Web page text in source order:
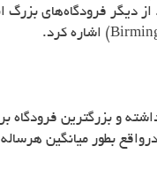
دیگر فرودگاه‌های بزرگ
) اشاره کرد.
و بزرگترین فرودگاه